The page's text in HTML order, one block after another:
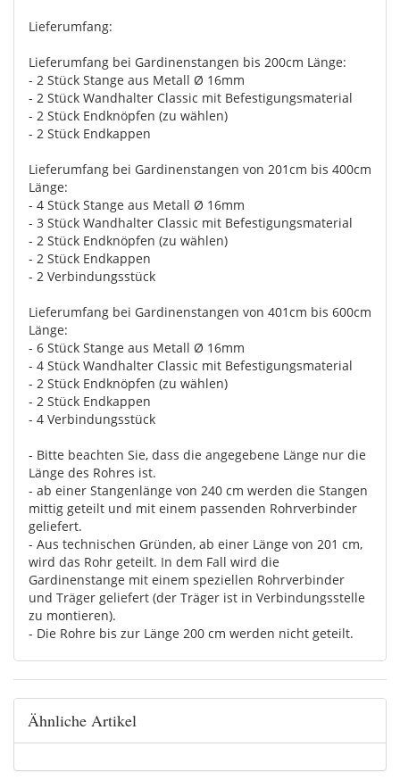
Lieferumfang:
Lieferumfang bei Gardinenstangen bis 200cm Länge:
- 2 Stück Stange aus Metall Ø 16mm
- 2 Stück Wandhalter Classic mit Befestigungsmaterial
- 2 Stück Endknöpfen (zu wählen)
- 2 Stück Endkappen
Lieferumfang bei Gardinenstangen von 201cm bis 400cm
Länge:
- 4 Stück Stange aus Metall Ø 16mm
- 3 Stück Wandhalter Classic mit Befestigungsmaterial
- 2 Stück Endknöpfen (zu wählen)
- 2 Stück Endkappen
- 2 Verbindungsstück
Lieferumfang bei Gardinenstangen von 401cm bis 600cm
Länge:
- 6 Stück Stange aus Metall Ø 16mm
- 4 Stück Wandhalter Classic mit Befestigungsmaterial
- 2 Stück Endknöpfen (zu wählen)
- 2 Stück Endkappen
- 4 Verbindungsstück
- Bitte beachten Sie, dass die angegebene Länge nur die
Länge des Rohres ist.
- ab einer Stangenlänge von 240 cm werden die Stangen
mittig geteilt und mit einem passenden Rohrverbinder
geliefert.
- Aus technischen Gründen, ab einer Länge von 201 cm,
wird das Rohr geteilt. In dem Fall wird die
Gardinenstange mit einem speziellen Rohrverbinder
und Träger geliefert (der Träger ist in Verbindungsstelle
zu montieren).
- Die Rohre bis zur Länge 200 cm werden nicht geteilt.
Ähnliche Artikel